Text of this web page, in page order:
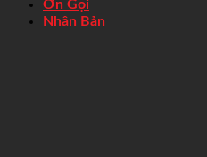
Ơn Gọi
Nhân Bản